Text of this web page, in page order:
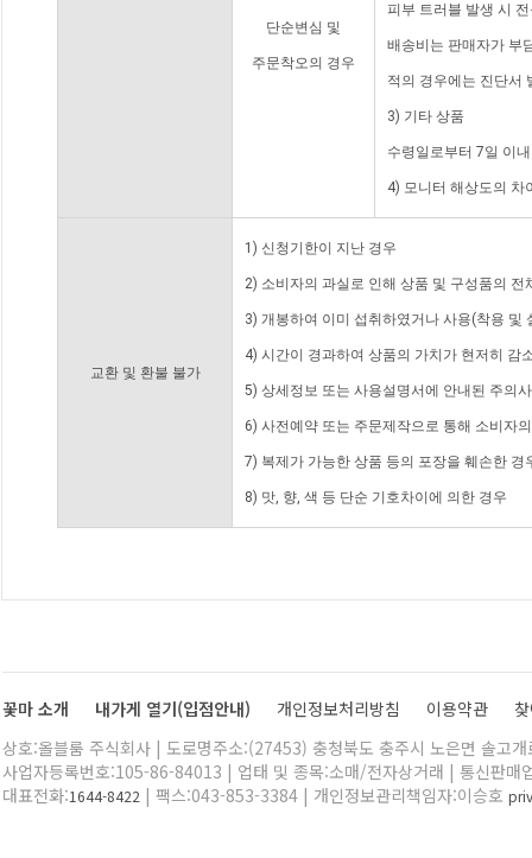
단순변심 및
주문착오의 경우
피부 트러블 발생 시
배송비는 판매자가 부
적의 경우에는 진단서
3) 기타 상품
수령일로부터 7일 이
4) 모니터 해상도의 차
교환 및 환불 불가
1) 신청기한이 지난 경우
2) 소비자의 과실로 인해 상품 및 구성품의
3) 개봉하여 이미 섭취하였거나 사용(착용 및
4) 시간이 경과하여 상품의 가치가 현저히 감
5) 상세정보 또는 사용설명서에 안내된 주의
6) 사전예약 또는 주문제작으로 통해 소비자
7) 복제가 가능한 상품 등의 포장을 훼손한 경
8) 맛, 향, 색 등 단순 기호차이에 의한 경우
꽃마 소개 내가게 열기(입점안내) 개인정보처리방침 이용약관
상호:올블룸 주식회사 | 도로명주소:(27453) 충청북도 충주시 노은면 솔고
사업자등록번호:105-86-84013 | 업태 및 종목:소매/전자상거래 | 통신판매
대표전화:1644-8422 | 팩스:043-853-3384 | 개인정보관리책임자:이승호